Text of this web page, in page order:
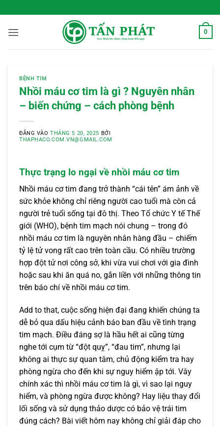
qua
nội
0
BỆNH TIM
Nhồi máu cơ tim là gì ? Nguyên nhân
– biến chứng – cách phòng bệnh
ĐĂNG VÀOTHÁNG 5 20, 2025 BỞI
THAPHACO.COM.VN@GMAIL.COM
Thực trạng lo ngại về nhồi máu cơ tim
Nhồi máu cơ tim đang trở thành “cái tên” ám ảnh về
sức khỏe không chỉ riêng người cao tuổi mà còn cả
người trẻ tuổi sống tại đô thị. Theo Tổ chức Y tế Thế
giới (WHO), bệnh tim mạch nói chung – trong đó
nhồi máu cơ tim là nguyên nhân hàng đầu – chiếm
tỷ lệ tử vong rất cao trên toàn cầu. Có nhiều trường
hợp đột tử nơi công sở, khi vừa vui chơi với gia đình
hoặc sau khi ăn quá no, gắn liền với những thông tin
trên báo chí về nhồi máu cơ tim.
Add to that, cuộc sống hiện đại đang khiến chúng ta
dễ bỏ qua dấu hiệu cảnh báo ban đầu về tình trạng
tim mạch. Điều đáng sợ là hầu hết ai cũng từng
nghe tới cụm từ “đột quỵ”, “đau tim”, nhưng lại
không ai thực sự quan tâm, chủ động kiểm tra hay
phòng ngừa cho đến khi sự nguy hiểm ập tới. Vây
chính xác thì nhồi máu cơ tim là gì, vì sao lại nguy
hiểm, và phòng ngừa được không? Hay liệu thay đổi
lối sống và sử dụng thảo dược có bảo vệ trái tim
đúng cách? Bài viết hôm nay không chỉ giải đáp cho